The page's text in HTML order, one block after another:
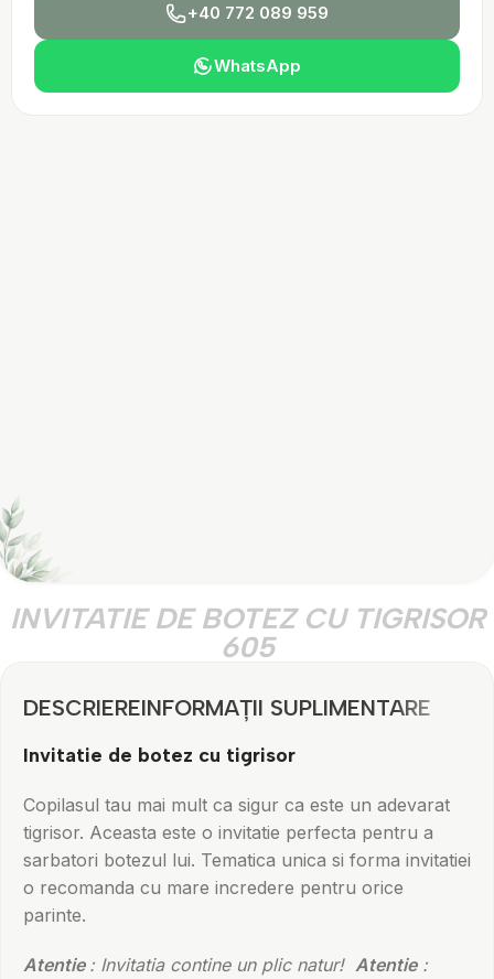
+40 772 089 959
WhatsApp
INVITATIE DE BOTEZ CU TIGRISOR
605
DESCRIEREINFORMAȚII SUPLIMENTARE
Invitatie de botez cu tigrisor
Copilasul tau mai mult ca sigur ca este un adevarat
tigrisor. Aceasta este o invitatie perfecta pentru a
sarbatori botezul lui. Tematica unica si forma invitatiei
o recomanda cu mare incredere pentru orice
parinte.
Atentie : Invitatia contine un plic natur! Atentie: